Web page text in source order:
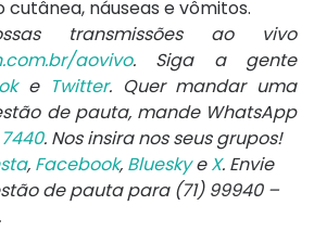
náuseas e vômitos.
transmissões ao vivo
aovivo. Siga a gente
e Twitter. Quer mandar uma
de pauta, mande WhatsApp
. Nos insira nos seus grupos!
, Facebook, BlueskyeX. Envie
de pauta para (71) 99940 –